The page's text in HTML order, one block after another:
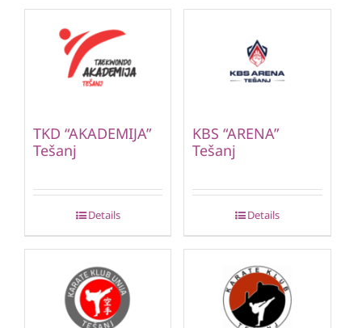
TKD “AKADEMIJA”
Tešanj
Details
KBS “ARENA”
Tešanj
Details